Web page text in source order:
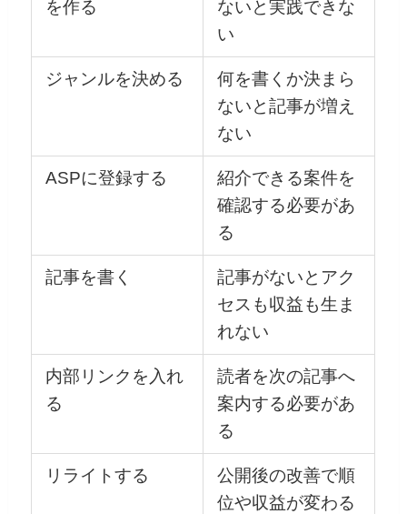
を作る
ないと実践できな
い
ジャンルを決める
何を書くか決まら
ないと記事が増え
ない
ASPに登録する
紹介できる案件を
確認する必要があ
る
記事を書く
記事がないとアク
セスも収益も生ま
れない
内部リンクを入れ
る
読者を次の記事へ
案内する必要があ
る
リライトする
公開後の改善で順
位や収益が変わる